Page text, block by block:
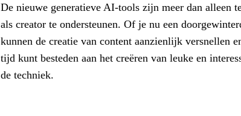
De nieuwe generatieve AI-tools zijn meer dan alleen
als creator te ondersteunen. Of je nu een
kunnen de creatie van content aanzienlijk versnellen
tijd kunt besteden aan het creëren van leuke en
de techniek.